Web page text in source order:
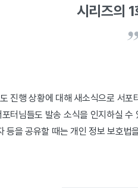
시리즈의
진행 상황에 대해 새소식으로 서포
터님들도 발송 소식을 인지하실 수
등을 공유할 때는 개인 정보 보호법